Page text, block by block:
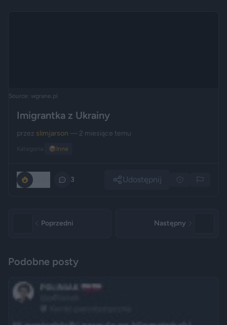
Source: wgrane.pl
Imigrantka z Ukrainy
przez slimjarson — 2 miesiące temu
Kategoria: 📦 Inne
3 Udostępnij
Poprzedni Następny
Podobne posty